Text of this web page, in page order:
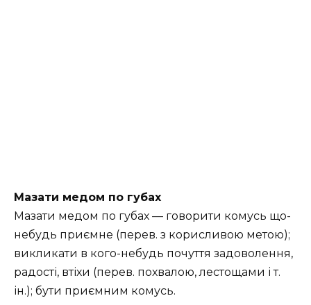
Мазати медом по губах
Мазати медом по губах — говорити комусь що-
небудь приємне (перев. з корисливою метою);
викликати в кого-небудь почуття задоволення,
радості, втіхи (перев. похвалою, лестощами і т.
ін.); бути приємним комусь.